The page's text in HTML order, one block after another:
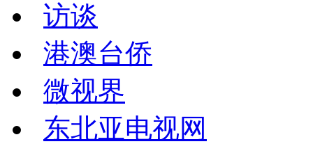
访谈
港澳台侨
微视界
东北亚电视网